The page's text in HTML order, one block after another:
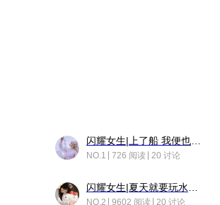
NO.1 726 阅读 20 讨论
NO.2 9602 阅读 20 讨论